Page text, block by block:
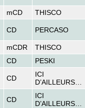
mCD THISCO
CD PERCASO
mCDR
THISCO
CD PESKI
CD
ICI
D’AILLEURS…
CD
ICI
D’AILLEURS…